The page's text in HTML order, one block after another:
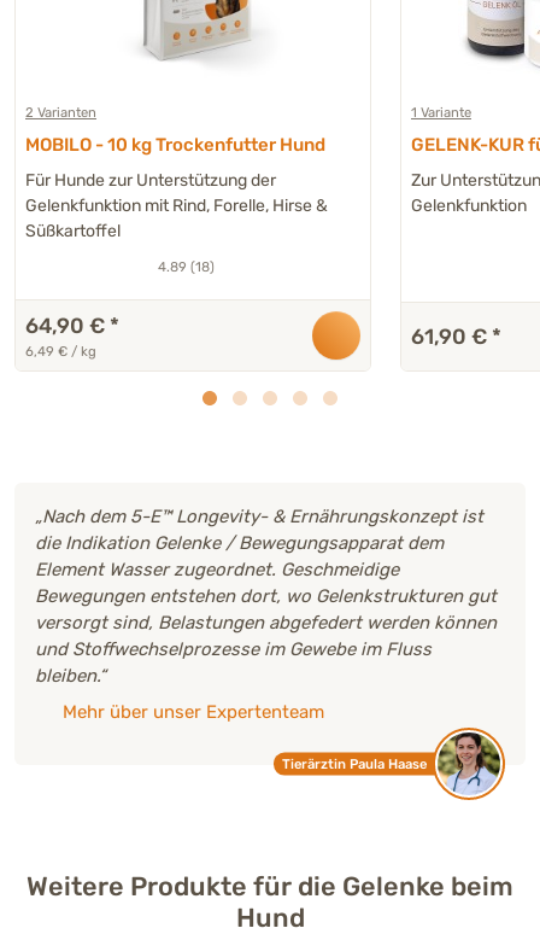
2 Varianten
MOBILO - 10 kg Trockenfutter Hund
Für Hunde zur Unterstützung der
Gelenkfunktion mit Rind, Forelle, Hirse &
Süßkartoffel
4.89 (18)
64,90 € *
6,49 € / kg
1 Variante
GELENK-KUR
Zur
Gelenkfunktion
61,90 € *
„Nach dem 5-E™ Longevity- & Ernährungskonzept ist
die Indikation Gelenke / Bewegungsapparat dem
Element Wasser zugeordnet. Geschmeidige
Bewegungen entstehen dort, wo Gelenkstrukturen gut
versorgt sind, Belastungen abgefedert werden können
und Stoffwechselprozesse im Gewebe im Fluss
bleiben.“
Mehr über unser Expertenteam
Tierärztin Paula Haase
Weitere Produkte für die Gelenke beim
Hund